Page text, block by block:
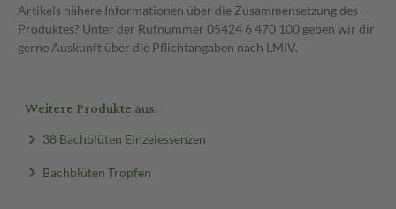
Artikels nähere Informationen über die Zusammensetzung des
Produktes? Unter der Rufnummer 05424 6 470 100 geben wir dir
gerne Auskunft über die Pflichtangaben nach LMIV.
Weitere Produkte aus:
38 Bachblüten Einzelessenzen
Bachblüten Tropfen